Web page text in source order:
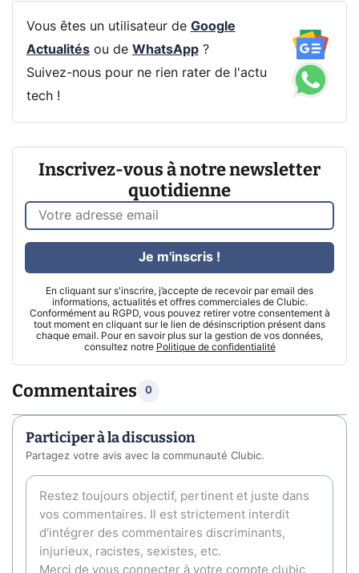
Vous êtes un utilisateur de Google
Actualitésou de WhatsApp?
Suivez-nous pour ne rien rater de l'actu
tech !
Inscrivez-vous à notre newsletter
quotidienne
En cliquant sur s'inscrire, j’accepte de recevoir par email des
informations, actualités et offres commerciales de Clubic.
Conformément au RGPD, vous pouvez retirer votre consentement à
tout moment en cliquant sur le lien de désinscription présent dans
chaque email. Pour en savoir plus sur la gestion de vos données,
consultez notre Politique de confidentialité
Je m'inscris !
Commentaires 0
Participer à la discussion
Partagez votre avis avec la communauté Clubic.